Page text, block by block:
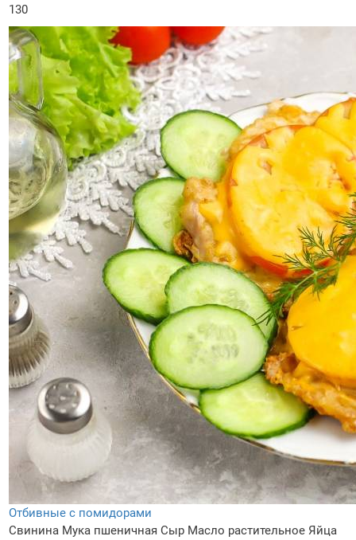
130
Отбивные с помидорами
Свинина Мука пшеничная Сыр Масло растительное Яйца